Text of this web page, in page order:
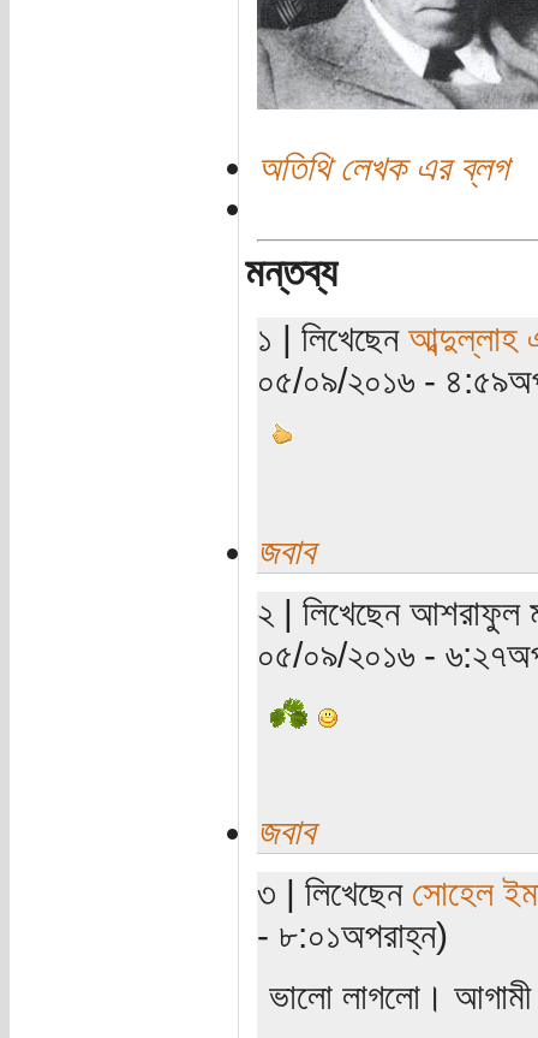
অতিথি লেখক এর ব্লগ
মন্তব্য
১ | লিখেছেন আব্দুল্লাহ
০৫/০৯/২০১৬ -
জবাব
২ | লিখেছেন আশরাফুল
০৫/০৯/২০১৬ -
জবাব
৩ | লিখেছেন সোহেল
- ৮:০১অপরাহ্ন)
ভালো লাগলো। আগামী